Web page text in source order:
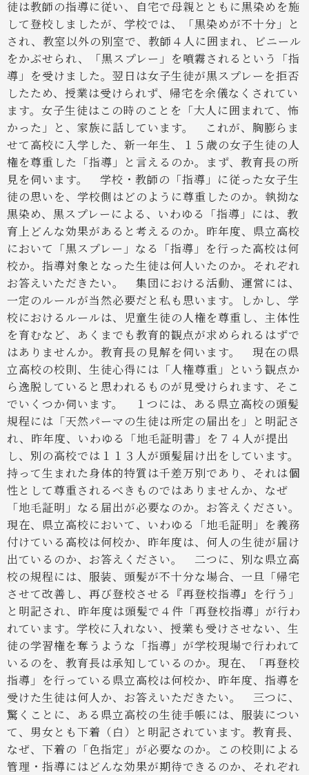
徒は教師の指導に従い、自宅で母親とともに黒染めを施
して登校しましたが、学校では、「黒染めが不十分」と
され、教室以外の別室で、教師４人に囲まれ、ビニール
をかぶせられ、「黒スプレー」を噴霧されるという「指
導」を受けました。翌日は女子生徒が黒スプレーを拒否
したため、授業は受けられず、帰宅を余儀なくされてい
ます。女子生徒はこの時のことを「大人に囲まれて、怖
かった」と、家族に話しています。
これが、胸膨らま
せて高校に入学した、新一年生、１５歳の女子生徒の人
権を尊重した「指導」と言えるのか。まず、教育長の所
見を伺います。
学校・教師の「指導」に従った女子生
徒の思いを、学校側はどのように尊重したのか。執拗な
黒染め、黒スプレーによる、いわゆる「指導」には、教
育上どんな効果があると考えるのか。昨年度、県立高校
において「黒スプレー」なる「指導」を行った高校は何
校か。指導対象となった生徒は何人いたのか。それぞれ
お答えいただきたい。
集団における活動、運営には、
一定のルールが当然必要だと私も思います。しかし、学
校におけるルールは、児童生徒の人権を尊重し、主体性
を育むなど、あくまでも教育的観点が求められるはずで
はありませんか。教育長の見解を伺います。
現在の県
立高校の校則、生徒心得には「人権尊重」という観点か
ら逸脱していると思われるものが見受けられます、そこ
でいくつか伺います。
１つには、ある県立高校の頭髪
規程には「天然パーマの生徒は所定の届出を」と明記さ
れ、昨年度、いわゆる「地毛証明書」を７４人が提出
し、別の高校では１１３人が頭髪届け出をしています。
持って生まれた身体的特質は千差万別であり、それは個
性として尊重されるべきものではありませんか、なぜ
「地毛証明」なる届出が必要なのか。お答えください。
現在、県立高校において、いわゆる「地毛証明」を義務
付けている高校は何校か、昨年度は、何人の生徒が届け
出ているのか、お答えください。
二つに、別な県立高
校の規程には、服装、頭髪が不十分な場合、一旦「帰宅
させて改善し、再び登校させる『再登校指導』を行う」
と明記され、昨年度は頭髪で４件「再登校指導」が行わ
れています。学校に入れない、授業も受けさせない、生
徒の学習権を奪うような「指導」が学校現場で行われて
いるのを、教育長は承知しているのか。現在、「再登校
指導」を行っている県立高校は何校か、昨年度、指導を
受けた生徒は何人か、お答えいただきたい。
三つに、
驚くことに、ある県立高校の生徒手帳には、服装につい
て、男女とも下着（白）と明記されています。教育長、
なぜ、下着の「色指定」が必要なのか。この校則による
管理・指導にはどんな効果が期待できるのか、それぞれ